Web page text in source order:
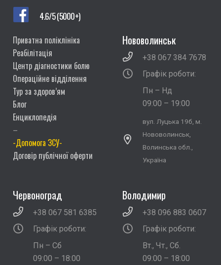
4.6/5 (5000+)
Приватна поліклініка
Реабілітація
Центр діагностики болю
Операційне відділення
Тур за здоров’ям
Блог
Енциклопедія
–
-Допомога ЗСУ-
Договір публічної оферти
Нововолинськ
+38 067 384 7678
Графік роботи:
Пн – Нд
09:00 – 19:00
вул. Луцька 19б, м.
Нововолинськ,
Волинська обл.,
Україна
Червоноград
+38 067 581 6385
Графік роботи:
Пн – Сб
09:00 – 18:00
Володимир
+38 096 883 0607
Графік роботи:
Вт., Чт., Сб.
09:00 – 18:00